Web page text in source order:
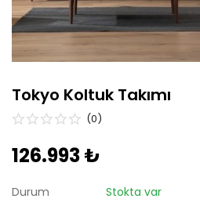
Genç Odası
Bahçe Mobilyaları
Tüm Ürünler
Tokyo Koltuk Takımı
(0)
126.993 ₺
Durum
Stokta var